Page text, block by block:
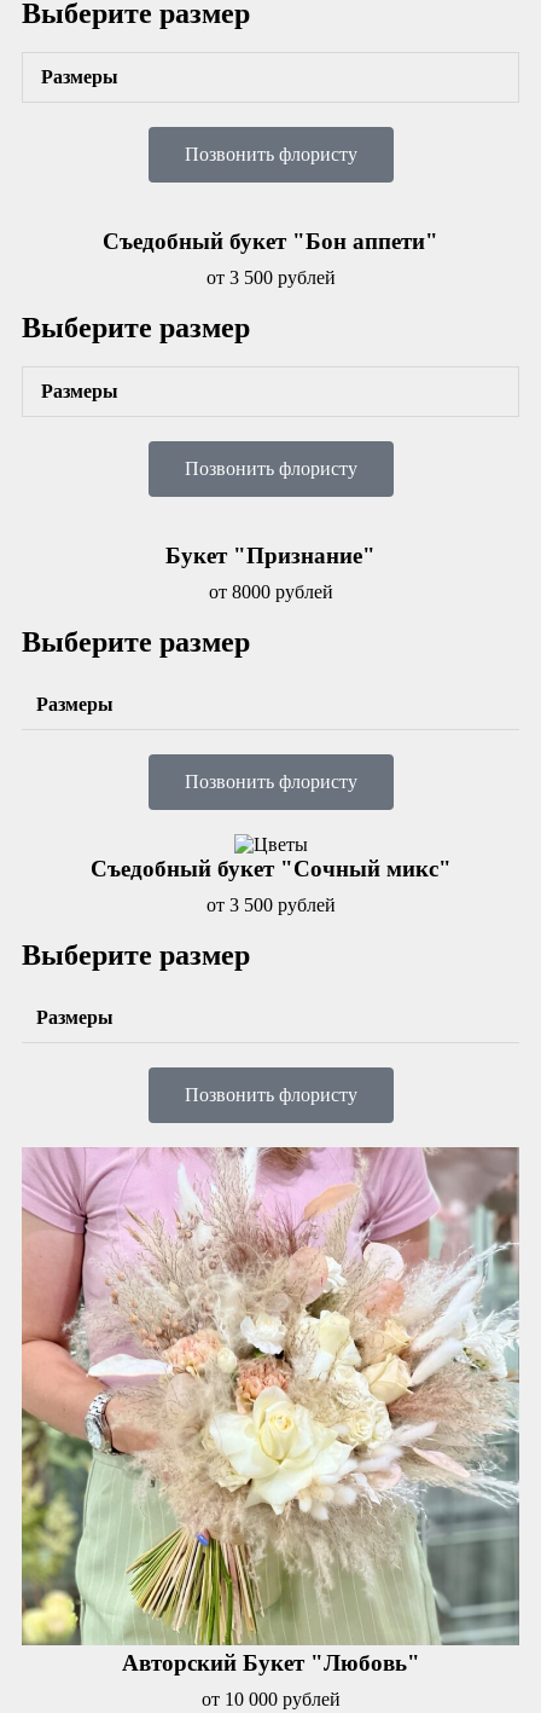
Выберите размер
Размеры
Позвонить флористу
Съедобный букет "Бон аппети"
от 3 500 рублей
Выберите размер
Размеры
Позвонить флористу
Букет "Признание"
от 8000 рублей
Выберите размер
Размеры
Позвонить флористу
Съедобный букет "Сочный микс"
от 3 500 рублей
Выберите размер
Размеры
Позвонить флористу
Авторский Букет "Любовь"
от 10 000 рублей